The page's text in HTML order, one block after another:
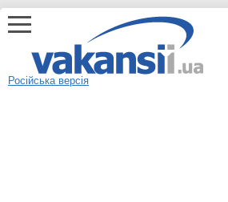
Російська версія